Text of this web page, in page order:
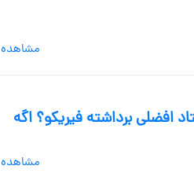
مشاهده
افضلی برداشته فیریکو؟ اگه
مشاهده